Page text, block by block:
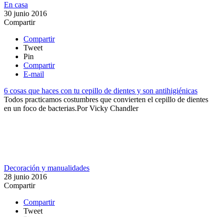
En casa
30 junio 2016
Compartir
Compartir
Tweet
Pin
Compartir
E-mail
6 cosas que haces con tu cepillo de dientes y son antihigiénicas
Todos practicamos costumbres que convierten el cepillo de dientes
en un foco de bacterias.​​PorVicky Chandler
Decoración y manualidades
28 junio 2016
Compartir
Compartir
Tweet